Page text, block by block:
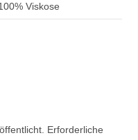
Viskose
Erforderliche